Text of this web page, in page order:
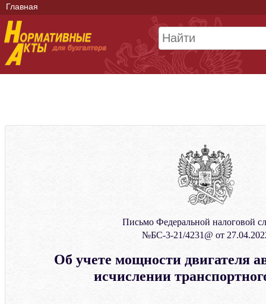
Главная
Письмо Федеральной налоговой
№БС-3-21/4231@ от
Об учете мощности двигателя
исчислении